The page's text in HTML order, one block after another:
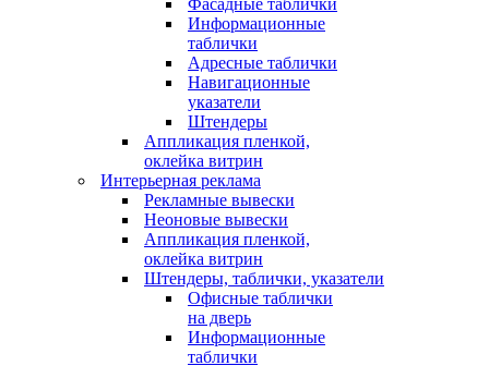
Фасадные таблички
Информационные
таблички
Адресные таблички
Навигационные
указатели
Штендеры
Аппликация пленкой,
оклейка витрин
Интерьерная реклама
Рекламные вывески
Неоновые вывески
Аппликация пленкой,
оклейка витрин
Штендеры, таблички, указатели
Офисные таблички
на дверь
Информационные
таблички